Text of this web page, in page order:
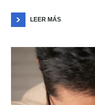
LEER MÁS